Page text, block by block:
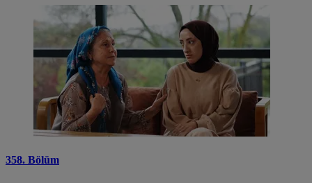
358. Bölüm